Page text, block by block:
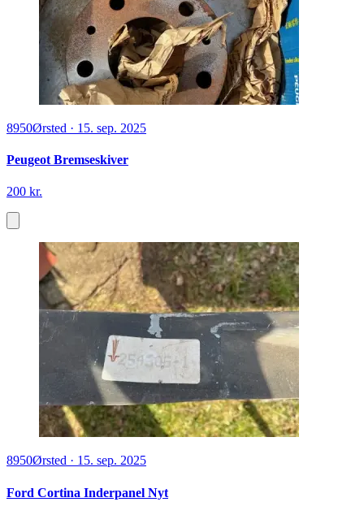
8950Ørsted · 15. sep. 2025
Peugeot Bremseskiver
200 kr.
8950Ørsted · 15. sep. 2025
Ford Cortina Inderpanel Nyt